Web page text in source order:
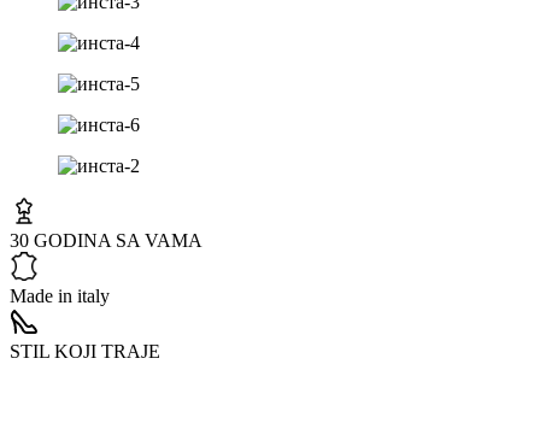
30 GODINA SA VAMA
Made in italy
STIL KOJI TRAJE